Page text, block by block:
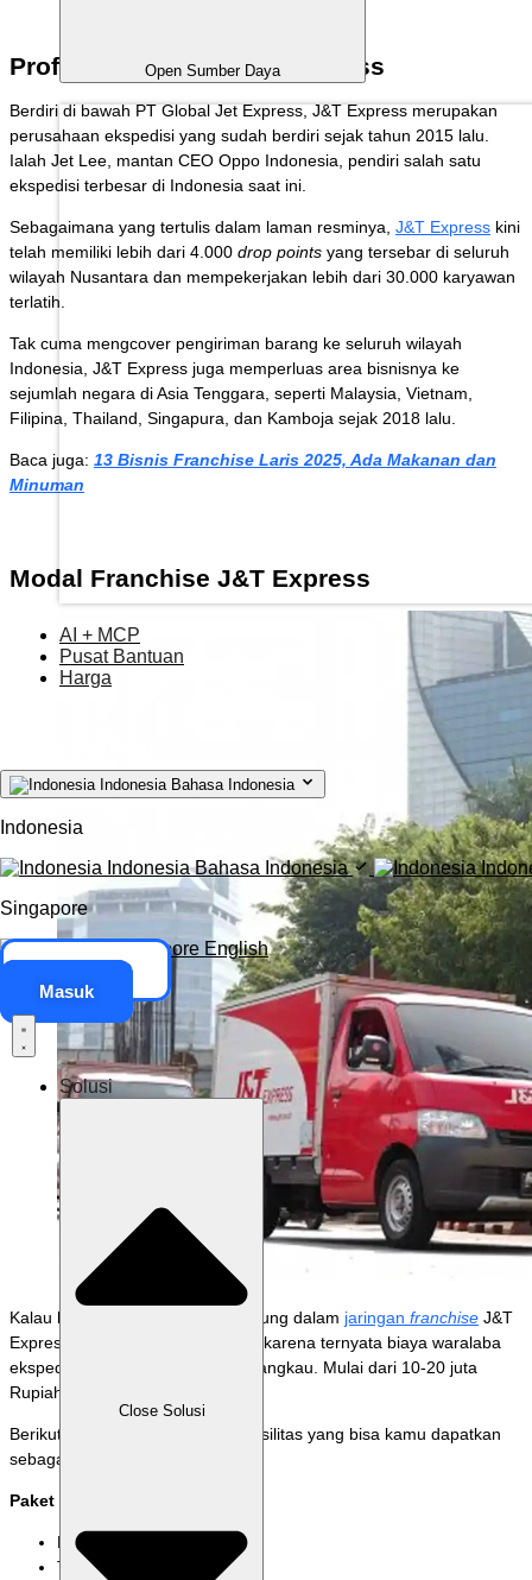
Open Sumber Daya
AI + MCP
Pusat Bantuan
Harga
Indonesia Bahasa Indonesia
Indonesia
Indonesia Bahasa Indonesia
Singapore
Singapore English
Akses ERP
Masuk
Solusi
Close Solusi
Profil Perusahaan J&T Express
Berdiri di bawah PT Global Jet Express, J&T Express merupakan
perusahaan ekspedisi yang sudah berdiri sejak tahun 2015 lalu.
Ialah Jet Lee, mantan CEO Oppo Indonesia, pendiri salah satu
ekspedisi terbesar di Indonesia saat ini.
Sebagaimana yang tertulis dalam laman resminya, J&T Express kini
telah memiliki lebih dari 4.000 drop points yang tersebar di seluruh
wilayah Nusantara dan mempekerjakan lebih dari 30.000 karyawan
terlatih.
Tak cuma mengcover pengiriman barang ke seluruh wilayah
Indonesia, J&T Express juga memperluas area bisnisnya ke
sejumlah negara di Asia Tenggara, seperti Malaysia, Vietnam,
Filipina, Thailand, Singapura, dan Kamboja sejak 2018 lalu.
Baca juga: 13 Bisnis Franchise Laris 2025, Ada Makanan dan
Minuman
Modal Franchise J&T Express
Kalau kamu tertarik untuk bergabung dalam jaringan franchise J&T
Express, kamu tak perlu khawatir karena ternyata biaya waralaba
ekspedisi yang satu ini cukup terjangkau. Mulai dari 10-20 juta
Rupiah.
Berikut adalah detail paket dan fasilitas yang bisa kamu dapatkan
sebagai
Paket Rp 10.000.000,00
Neon Box
Timbangan digital 30 kg